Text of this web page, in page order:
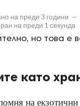
на преди 3 години —
на преди 1 секунда
но това е
като
на